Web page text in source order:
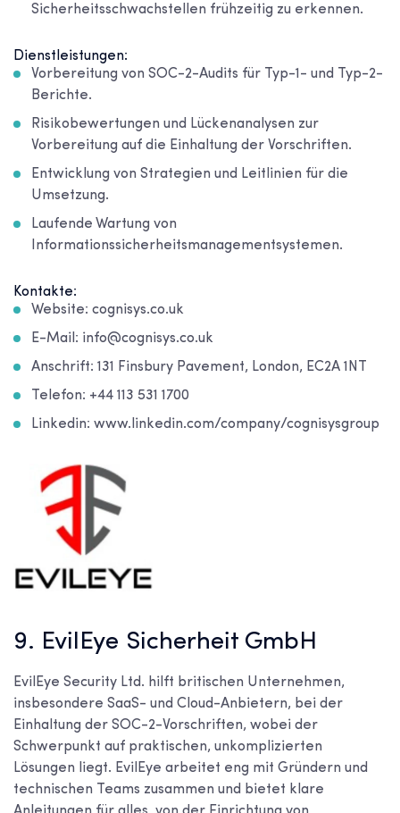
Sicherheitsschwachstellen frühzeitig zu erkennen.
Dienstleistungen:
Vorbereitung von SOC-2-Audits für Typ-1- und Typ-2-
Berichte.
Risikobewertungen und Lückenanalysen zur
Vorbereitung auf die Einhaltung der Vorschriften.
Entwicklung von Strategien und Leitlinien für die
Umsetzung.
Laufende Wartung von
Informationssicherheitsmanagementsystemen.
Kontakte:
Website: cognisys.co.uk
E-Mail: info@cognisys.co.uk
Anschrift: 131 Finsbury Pavement, London, EC2A 1NT
Telefon: +44 113 531 1700
Linkedin: www.linkedin.com/company/cognisysgroup
9. EvilEye Sicherheit GmbH
EvilEye Security Ltd. hilft britischen Unternehmen,
insbesondere SaaS- und Cloud-Anbietern, bei der
Einhaltung der SOC-2-Vorschriften, wobei der
Schwerpunkt auf praktischen, unkomplizierten
Lösungen liegt. EvilEye arbeitet eng mit Gründern und
technischen Teams zusammen und bietet klare